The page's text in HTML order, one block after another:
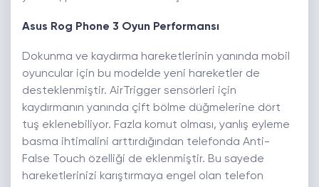
Asus Rog Phone 3 Oyun Performansı
Dokunma ve kaydırma hareketlerinin yanında mobil
oyuncular için bu modelde yeni hareketler de
desteklenmiştir. AirTrigger sensörleri için
kaydırmanın yanında çift bölme düğmelerine dört
tuş eklenebiliyor. Fazla komut olması, yanlış eyleme
basma ihtimalini arttırdığından telefonda Anti-
False Touch özelliği de eklenmiştir. Bu sayede
hareketlerinizi karıştırmaya engel olan telefon